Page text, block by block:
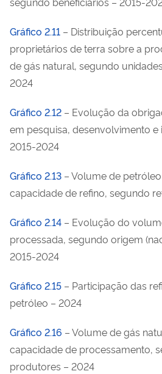
Gráfico 2.11 – Distribuição
proprietários de terra sobre a
de gás natural, segundo
2024
Gráfico 2.12 – Evolução da
em pesquisa, desenvolvimento e
2015-2024
Gráfico 2.13 – Volume de
capacidade de refino, segundo
Gráfico 2.14 – Evolução do
processada, segundo origem
2015-2024
Gráfico 2.15 – Participação das
petróleo – 2024
Gráfico 2.16 – Volume de gás
capacidade de processamento,
produtores – 2024